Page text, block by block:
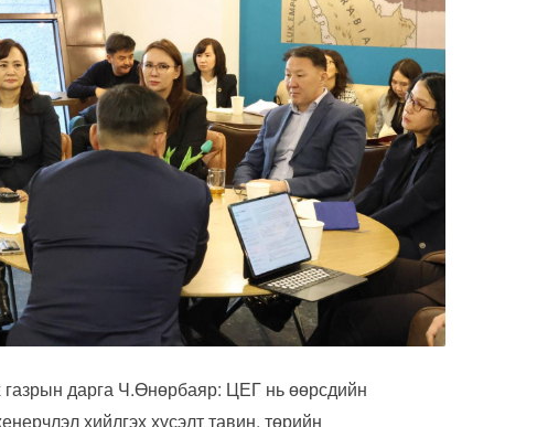
газрын дарга Ч.Өнөрбаяр: ЦЕГ нь өөрсдийн
хийлгэх хүсэлт тавин, төрийн